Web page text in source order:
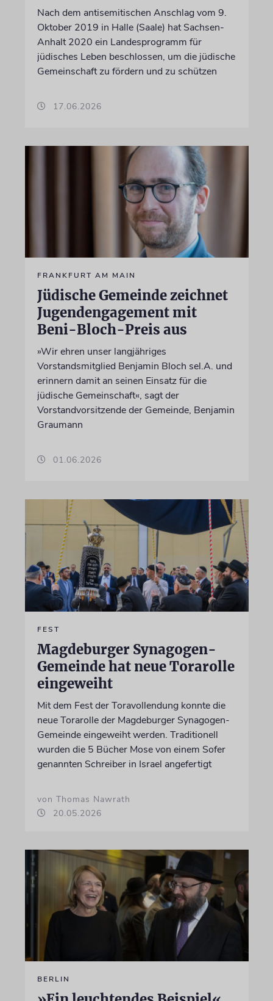
Nach dem antisemitischen Anschlag vom 9.
Oktober 2019 in Halle (Saale) hat Sachsen-
Anhalt 2020 ein Landesprogramm für
jüdisches Leben beschlossen, um die jüdische
Gemeinschaft zu fördern und zu schützen
17.06.2026
FRANKFURT AM MAIN
Jüdische Gemeinde zeichnet
Jugendengagement mit
Beni-Bloch-Preis aus
»Wir ehren unser langjähriges
Vorstandsmitglied Benjamin Bloch sel.A. und
erinnern damit an seinen Einsatz für die
jüdische Gemeinschaft«, sagt der
Vorstandvorsitzende der Gemeinde, Benjamin
Graumann
01.06.2026
FEST
Magdeburger Synagogen-
Gemeinde hat neue Torarolle
eingeweiht
Mit dem Fest der Toravollendung konnte die
neue Torarolle der Magdeburger Synagogen-
Gemeinde eingeweiht werden. Traditionell
wurden die 5 Bücher Mose von einem Sofer
genannten Schreiber in Israel angefertigt
von Thomas Nawrath
20.05.2026
BERLIN